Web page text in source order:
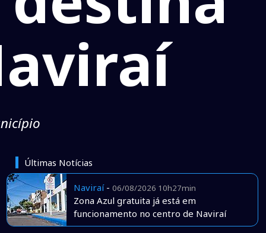
Últimas Notícias
Naviraí- 06/08/2026 10h27min
Zona Azul gratuita já está em
funcionamento no centro de Naviraí